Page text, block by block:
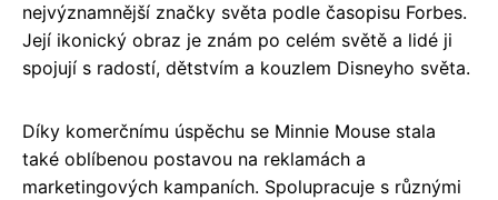
nejvýznamnější značky světa podle časopisu Forbes.
Její ikonický obraz je znám po celém světě a lidé ji
spojují s radostí, dětstvím a kouzlem Disneyho světa.
Díky komerčnímu úspěchu se Minnie Mouse stala
také oblíbenou postavou na reklamách a
marketingových kampaních. Spolupracuje s různými